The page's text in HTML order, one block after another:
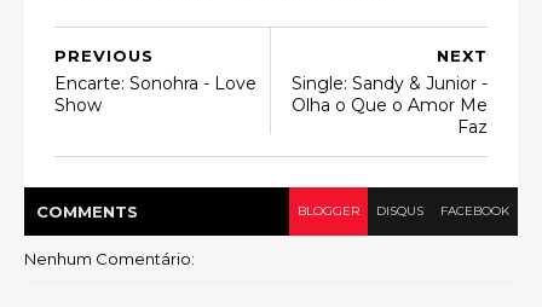
NEXT
Single: Sandy & Junior -
Olha o Que o Amor Me
Faz
PREVIOUS
Encarte: Sonohra - Love
Show
COMMENTS BLOGGER DISQUS FACEBOOK
Nenhum Comentário: